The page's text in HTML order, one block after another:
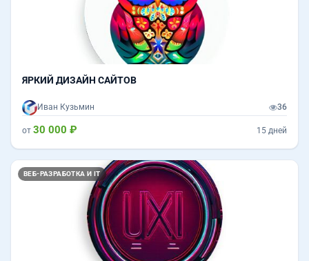
ЯРКИЙ ДИЗАЙН САЙТОВ
Иван Кузьмин 36
от 30 000 ₽ 15 дней
ВЕБ-РАЗРАБОТКА И IT